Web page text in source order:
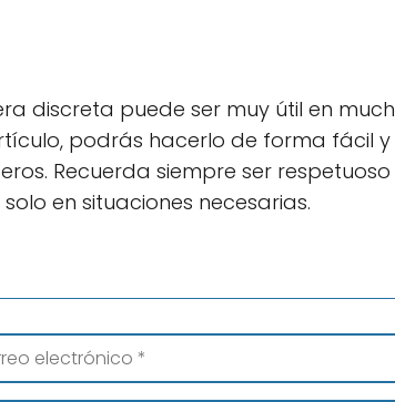
discreta puede ser muy útil en
podrás hacerlo de forma fácil y
Recuerda siempre ser
en situaciones necesarias.